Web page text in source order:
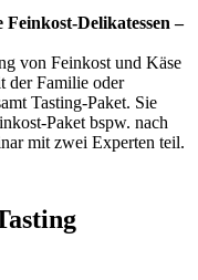
Delikatessen –
von Feinkost und Käse
der Familie oder
Tasting-Paket. Sie
Paket bspw. nach
mit zwei Experten teil.